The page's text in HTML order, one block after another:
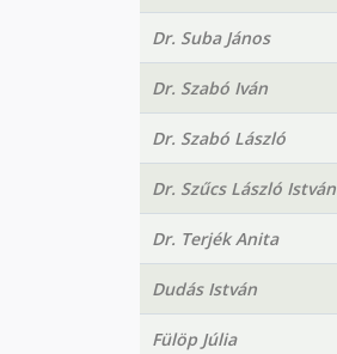
Dr. Suba János
Dr. Szabó Iván
Dr. Szabó László
Dr. Szűcs László István
Dr. Terjék Anita
Dudás István
Fülöp Júlia